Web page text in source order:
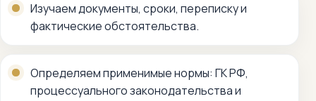
Изучаем документы, сроки, переписку и
фактические обстоятельства.
Определяем применимые нормы: ГК РФ,
процессуального законодательства и